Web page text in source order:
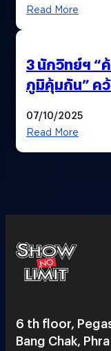
Read More
3 นักวิทย์ฯ “
ภูมิคุ้มกัน” ค
และมะเร็ง
07/10/2025
Read More
6 th floor,
Bang Chak,